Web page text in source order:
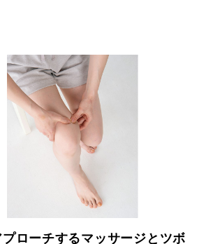
ローチするマッサージとツボ